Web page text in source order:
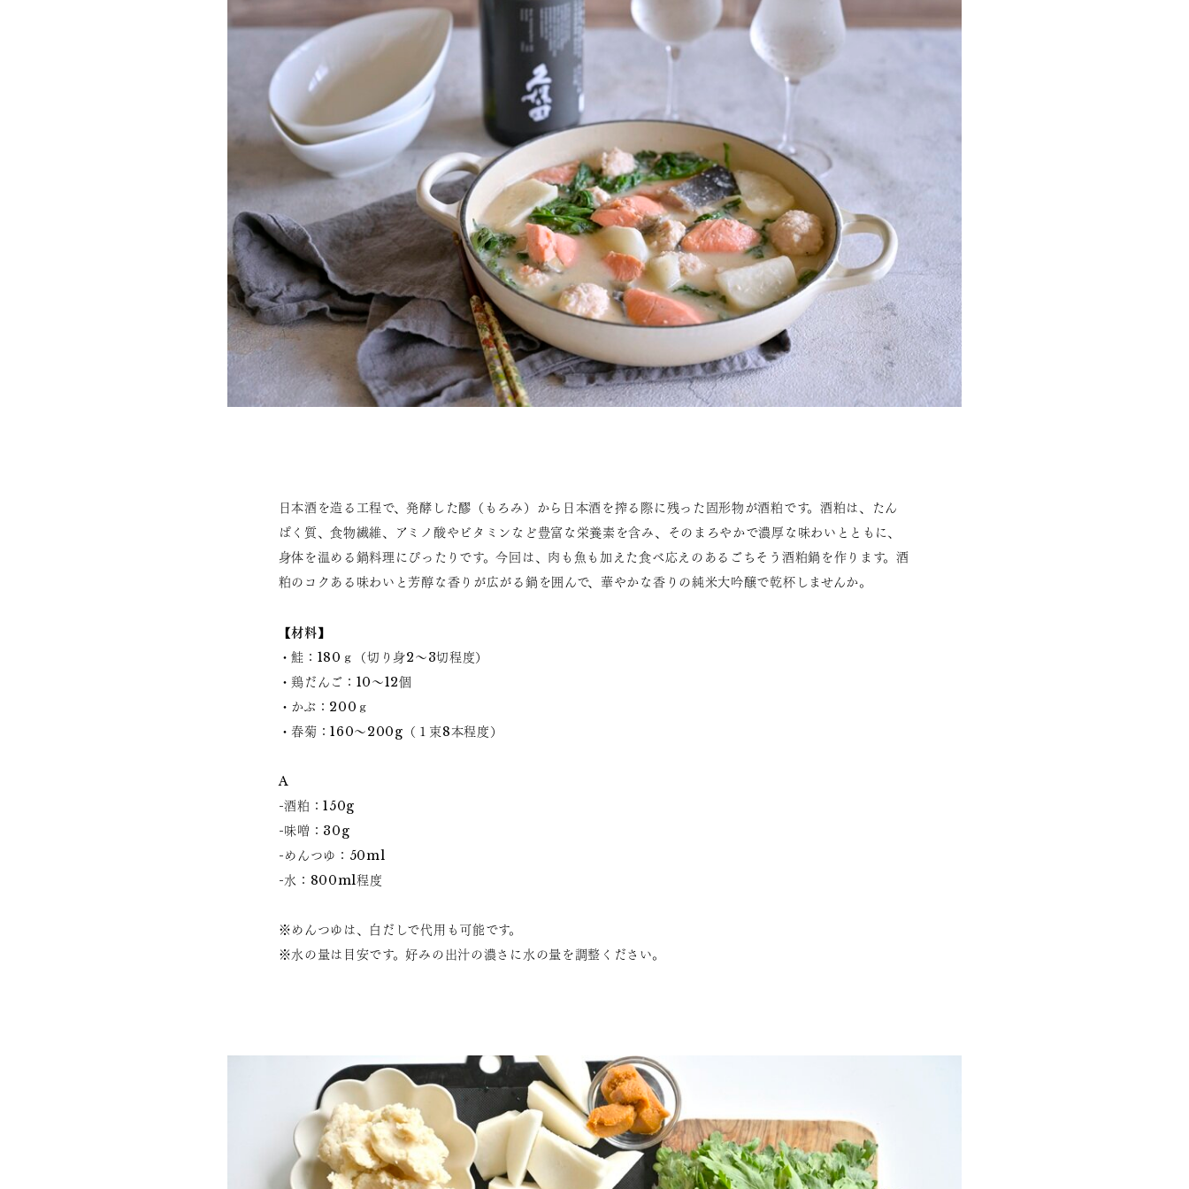
日本酒を造る工程で、発酵した醪（もろみ）から日本酒を搾る際に残った固形物が酒粕です。酒粕は、たん
ぱく質、食物繊維、アミノ酸やビタミンなど豊富な栄養素を含み、そのまろやかで濃厚な味わいとともに、
身体を温める鍋料理にぴったりです。今回は、肉も魚も加えた食べ応えのあるごちそう酒粕鍋を作ります。酒
粕のコクある味わいと芳醇な香りが広がる鍋を囲んで、華やかな香りの純米大吟醸で乾杯しませんか。
【材料】
・鮭：180ｇ（切り身2～3切程度）
・鶏だんご：10～12個
・かぶ：200ｇ
・春菊：160～200g（１束8本程度）
A
-酒粕：150g
-味噌：30g
-めんつゆ：50ml
-水：800ml程度
※めんつゆは、白だしで代用も可能です。
※水の量は目安です。好みの出汁の濃さに水の量を調整ください。